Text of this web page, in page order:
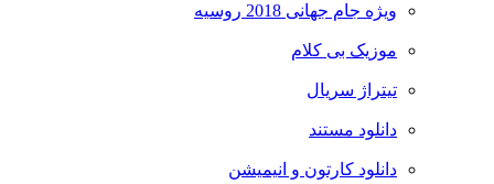
ویژه جام جهانی 2018 روسیه
موزیک بی کلام
تیتراژ سریال
دانلود مستند
دانلود کارتون و انیمیشن